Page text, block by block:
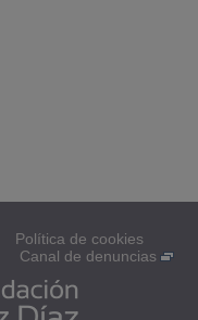
Política de cookies
Canal de denuncias